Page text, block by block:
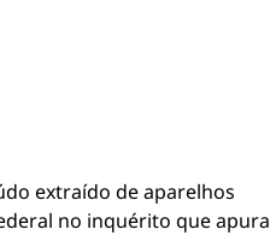
extraído de aparelhos
no inquérito que apura